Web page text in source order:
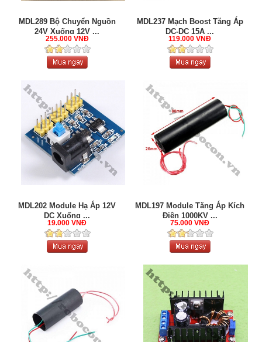
MDL289 Bộ Chuyển Nguồn
24V Xuống 12V ...
255.000 VNĐ
MDL237 Mạch Boost Tăng Áp
DC-DC 15A ...
119.000 VNĐ
MDL202 Module Hạ Áp 12V
DC Xuống ...
19.000 VNĐ
MDL197 Module Tăng Áp Kích
Điện 1000KV ...
75.000 VNĐ